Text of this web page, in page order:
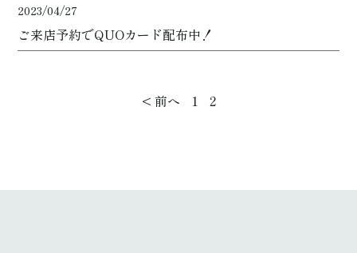
2023/04/27
ご来店予約でQUOカード配布中！
< 前へ 1 2